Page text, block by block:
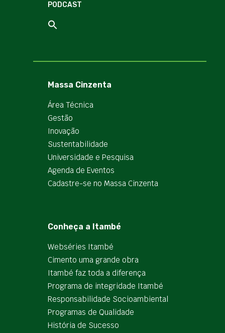
PODCAST
Massa Cinzenta
Área Técnica
Gestão
Inovação
Sustentabilidade
Universidade e Pesquisa
Agenda de Eventos
Cadastre-se no Massa Cinzenta
Conheça a Itambé
Webséries Itambé
Cimento uma grande obra
Itambé faz toda a diferença
Programa de integridade Itambé
Responsabilidade Socioambiental
Programas de Qualidade
História de Sucesso